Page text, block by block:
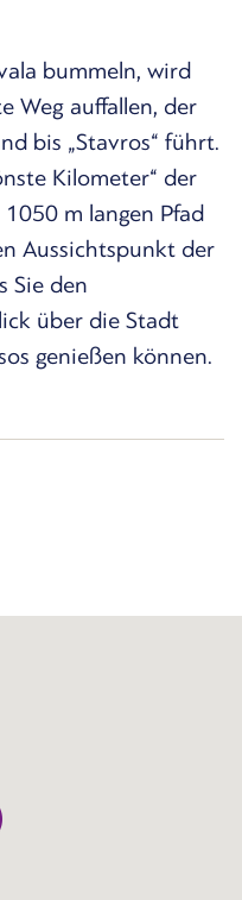
bummeln, wird
Weg auffallen, der
bis „Stavros“ führt.
Kilometer“ der
m langen Pfad
Aussichtspunkt der
Sie den
über die Stadt
genießen können.